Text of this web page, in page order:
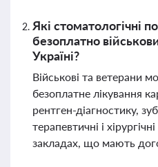
Які стоматологічні
безоплатно
Україні?
Військові та ветерани
безоплатне лікування
рентген-діагностику,
терапевтичні і
закладах, що мають